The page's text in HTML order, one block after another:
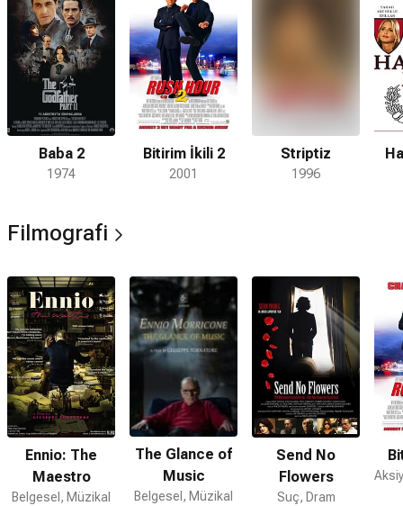
Baba 2
1974
Bitirim İkili 2
2001
Striptiz
1996
Filmografi
Ennio: The
Maestro
Belgesel, Müzikal
The Glance of
Music
Belgesel, Müzikal
Send No
Flowers
Suç, Dram